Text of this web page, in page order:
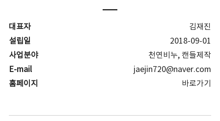
대표자
김재진
설립일
2018-09-01
사업분야
천연비누, 캔들제작
E-mail
jaejin720@naver.com
홈페이지
바로가기